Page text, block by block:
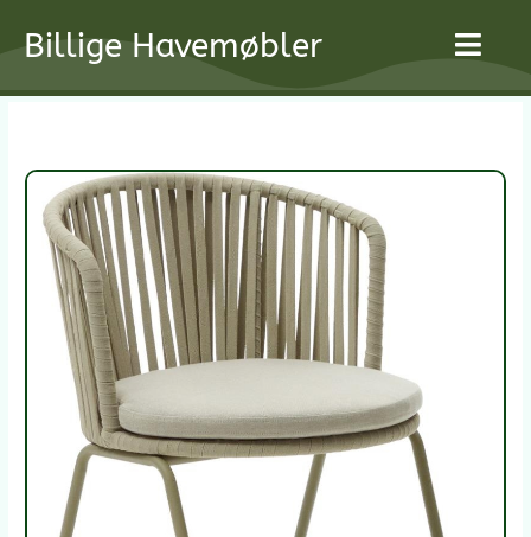
Billige Havemøbler